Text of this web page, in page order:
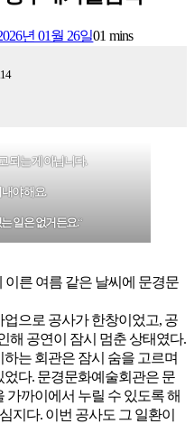
년 01월 26일01 mins
되는 게 아닙니다.
야 해요.
일은 없거든요.“
이른 여름 같은 날씨에 문경문
으로 공사가 한창이었고, 공
해 공연이 잠시 멈춘 상태였다.
는 회관은 잠시 숨을 고르며
다. 문경문화예술회관은 문
까이에서 누릴 수 있도록 해
지다. 이번 공사도 그 일환이